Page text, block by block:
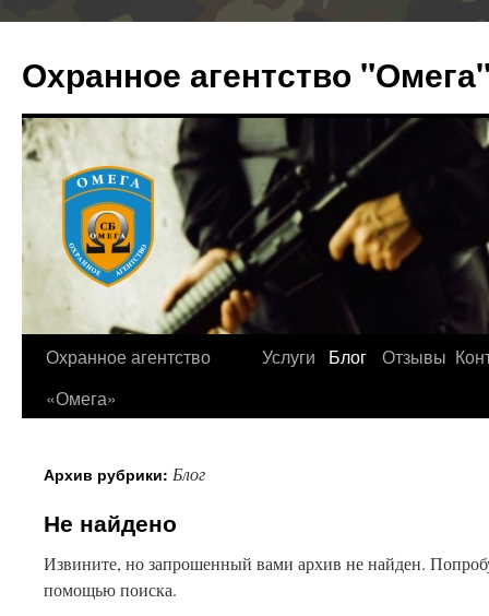
Охранное агентство
Охранное агентство
«Омега»
Услуги Блог Отзывы
Архив рубрики: Блог
Не найдено
Извините, но запрошенный вами архив не найден.
помощью поиска.